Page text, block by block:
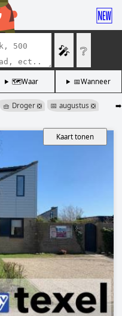
🆕
🎤 ❔
🗺️Waar 📅Wanneer
➡️
🧺 Droger ❎ 📅 augustus ❎
Kaart tonen